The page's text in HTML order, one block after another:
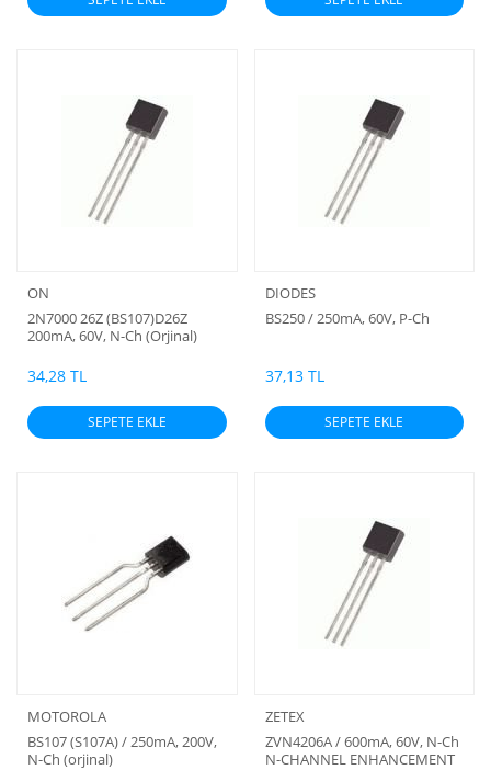
ON
2N7000 26Z (BS107)D26Z
200mA, 60V, N-Ch (Orjinal)
34,28 TL
SEPETE EKLE
DIODES
BS250 / 250mA, 60V, P-Ch
37,13 TL
SEPETE EKLE
MOTOROLA
BS107 (S107A) / 250mA, 200V,
N-Ch (orjinal)
ZETEX
ZVN4206A / 600mA, 60V, N-Ch
N-CHANNEL ENHANCEMENT